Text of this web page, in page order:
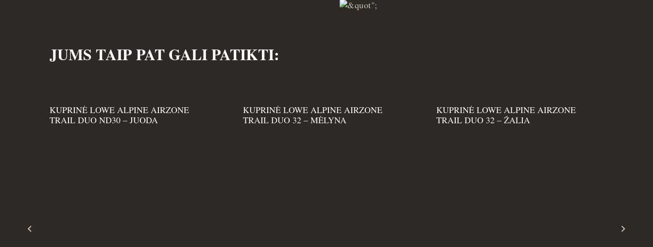
JUMS TAIP PAT GALI PATIKTI:
KUPRINĖ LOWE ALPINE AIRZONE
TRAIL DUO ND30 – JUODA
KUPRINĖ LOWE ALPINE AIRZONE
TRAIL DUO 32 – MĖLYNA
KUPRINĖ LOWE ALPINE AIRZONE
TRAIL DUO 32 – ŽALIA